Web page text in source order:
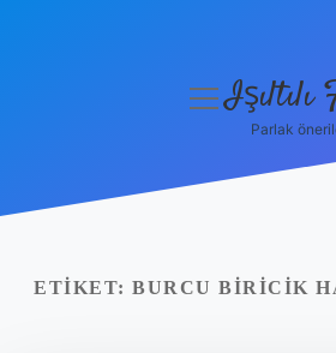
Yasal Uyarı
menüyüIşıltılı
Parlak
ETIKET: BURCU BIRICIK